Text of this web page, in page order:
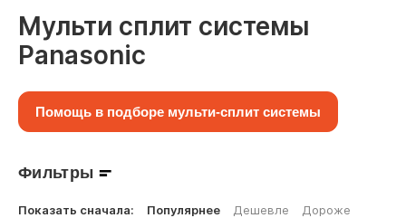
Мульти сплит системы
Panasonic
Помощь в подборе мульти-сплит системы
Фильтры
Показать сначала: Популярнее Дешевле Дороже